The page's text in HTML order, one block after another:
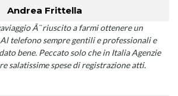
Andrea Frittella
Ã¨ riuscito a farmi ottenere un
telefono sempre gentili e professionali e
bene. Peccato solo che in Italia Agenzie
salatissime spese di registrazione atti.